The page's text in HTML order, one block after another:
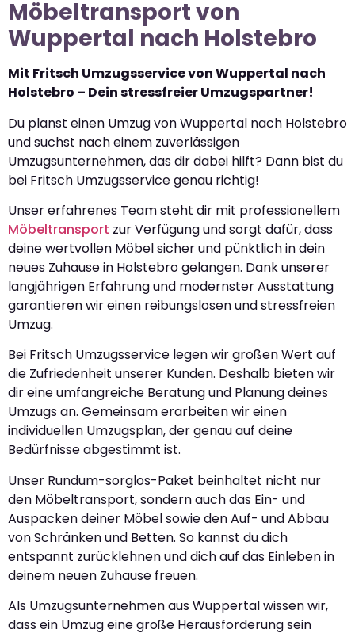
Möbeltransport von
Wuppertal nach Holstebro
Mit Fritsch Umzugsservice von Wuppertal nach
Holstebro – Dein stressfreier Umzugspartner!
Du planst einen Umzug von Wuppertal nach Holstebro
und suchst nach einem zuverlässigen
Umzugsunternehmen, das dir dabei hilft? Dann bist du
bei Fritsch Umzugsservice genau richtig!
Unser erfahrenes Team steht dir mit professionellem
Möbeltransport zur Verfügung und sorgt dafür, dass
deine wertvollen Möbel sicher und pünktlich in dein
neues Zuhause in Holstebro gelangen. Dank unserer
langjährigen Erfahrung und modernster Ausstattung
garantieren wir einen reibungslosen und stressfreien
Umzug.
Bei Fritsch Umzugsservice legen wir großen Wert auf
die Zufriedenheit unserer Kunden. Deshalb bieten wir
dir eine umfangreiche Beratung und Planung deines
Umzugs an. Gemeinsam erarbeiten wir einen
individuellen Umzugsplan, der genau auf deine
Bedürfnisse abgestimmt ist.
Unser Rundum-sorglos-Paket beinhaltet nicht nur
den Möbeltransport, sondern auch das Ein- und
Auspacken deiner Möbel sowie den Auf- und Abbau
von Schränken und Betten. So kannst du dich
entspannt zurücklehnen und dich auf das Einleben in
deinem neuen Zuhause freuen.
Als Umzugsunternehmen aus Wuppertal wissen wir,
dass ein Umzug eine große Herausforderung sein